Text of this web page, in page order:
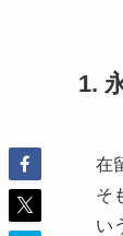
1.
在
そ
い